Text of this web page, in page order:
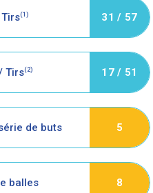
(1) 31 / 57
Tirs(2) 17 / 51
de buts 5
balles 8